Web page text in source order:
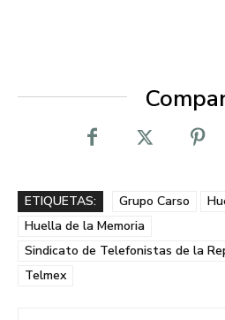
ETIQUETAS: Grupo Carso
Huella de la Memoria
Sindicato de Telefonistas de la
Telmex